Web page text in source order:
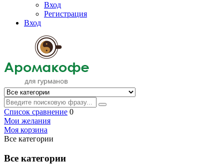
Вход
Регистрация
Вход
Список сравнение 0
Мои желания
Моя корзина
Все категории
Все категории